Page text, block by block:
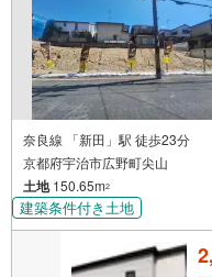
＜立地＞
・藤城小学校まで徒歩約15分
・藤森中学校まで徒歩約40分
・スーパー「フレンドマート
・コンビニ「セブンイレブン
・郵便局「京都深草大亀谷郵
・公園「伏見北堀公園」まで
＜プラン例（間取り）＞※間取
・並列駐車2台可能です
・キッチンにはパントリーがあ
・LDKは17帖以上！家具を置い
奈良線 「新田」駅 徒歩23分
京都府宇治市広野町尖山
土地150.65m2
建築条件付き土地